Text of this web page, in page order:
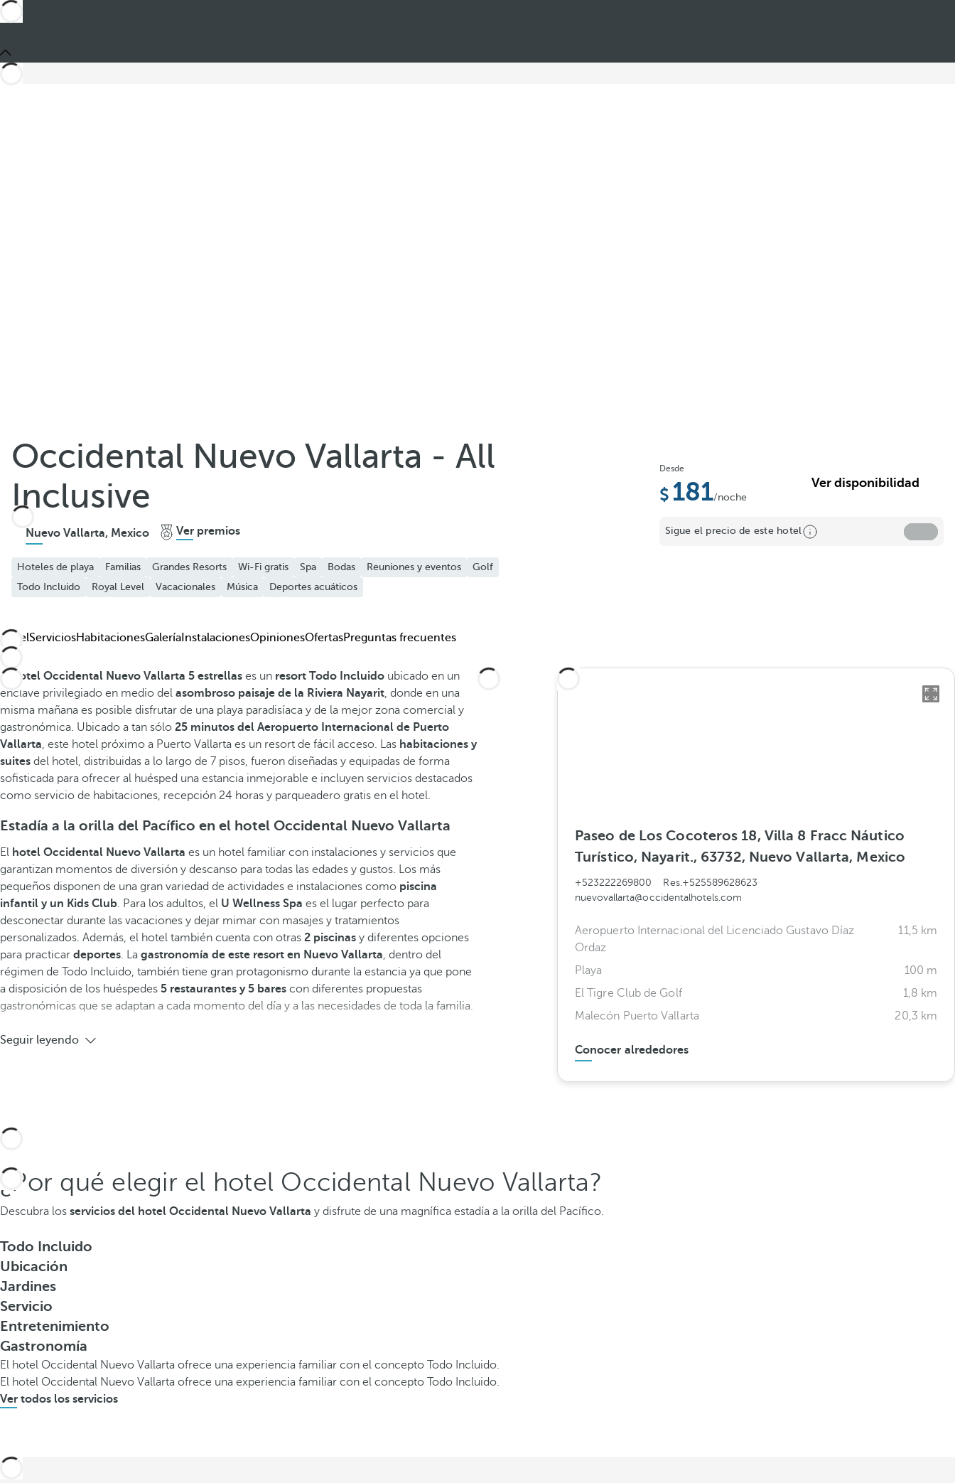
Compartir
Ver más fotos y videos
Desde
181/noche
Ver disponibilidad
Sigue el precio de este hotel
Occidental Nuevo Vallarta - All
Inclusive
Nuevo Vallarta, Mexico Ver premios
Hoteles de playa Familias Grandes Resorts Wi-Fi gratis Spa Bodas Reuniones y eventos
Golf
Todo Incluido
Royal Level Vacacionales Música Deportes acuáticos
HotelServiciosHabitacionesGalería InstalacionesOpinionesOfertasPreguntas frecuentes
El hotel Occidental Nuevo Vallarta 5 estrellas es un resort Todo Incluido ubicado en un
enclave privilegiado en medio del asombroso paisaje de la Riviera Nayarit, donde en una
misma mañana es posible disfrutar de una playa paradisíaca y de la mejor zona comercial y
gastronómica. Ubicado a tan sólo 25 minutos del Aeropuerto Internacional de Puerto
Vallarta, este hotel próximo a Puerto Vallarta es un resort de fácil acceso. Las habitaciones y
suites del hotel, distribuidas a lo largo de 7 pisos, fueron diseñadas y equipadas de forma
sofisticada para ofrecer al huésped una estancia inmejorable e incluyen servicios destacados
como servicio de habitaciones, recepción 24 horas y parqueadero gratis en el hotel.
Estadía a la orilla del Pacífico en el hotel Occidental Nuevo Vallarta
El hotel Occidental Nuevo Vallarta es un hotel familiar con instalaciones y servicios que
garantizan momentos de diversión y descanso para todas las edades y gustos. Los más
pequeños disponen de una gran variedad de actividades e instalaciones como piscina
infantil y un Kids Club. Para los adultos, el U Wellness Spa es el lugar perfecto para
desconectar durante las vacaciones y dejar mimar con masajes y tratamientos
personalizados. Además, el hotel también cuenta con otras 2 piscinas y diferentes opciones
para practicar deportes. La gastronomía de este resort en Nuevo Vallarta, dentro del
régimen de Todo Incluido, también tiene gran protagonismo durante la estancia ya que pone
a disposición de los huéspedes 5 restaurantes y 5 bares con diferentes propuestas
gastronómicas que se adaptan a cada momento del día y a las necesidades de toda la familia.
Seguir leyendo
Paseo de Los Cocoteros 18, Villa 8 Fracc Náutico
Turístico, Nayarit., 63732, Nuevo Vallarta, Mexico
+523222269800
Res.+525589628623
nuevovallarta@occidentalhotels.com
Aeropuerto Internacional del Licenciado Gustavo Díaz
Ordaz
11,5 km
Playa
100 m
El Tigre Club de Golf
1,8 km
Malecón Puerto Vallarta
20,3 km
Conocer alrededores
¿Por qué elegir el hotel Occidental Nuevo Vallarta?
Descubra los servicios del hotel Occidental Nuevo Vallarta y disfrute de una magnífica estadía a la orilla del Pacífico.
Todo Incluido
Ubicación
Jardines
Servicio
Entretenimiento
Gastronomía
El hotel Occidental Nuevo Vallarta ofrece una experiencia familiar con el concepto Todo Incluido.
El hotel Occidental Nuevo Vallarta ofrece una experiencia familiar con el concepto Todo Incluido.
Ver todos los servicios